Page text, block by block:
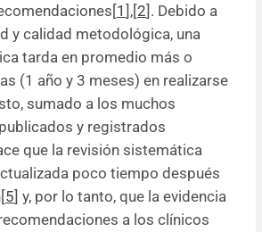
1 ],[2]. Debido a
y calidad metodológica, una
tarda en promedio más o
(1 año y 3 meses) en realizarse
sumado a los muchos
y registrados
que la revisión sistemática
poco tiempo después
5] y, por lo tanto, que la evidencia
a los clínicos